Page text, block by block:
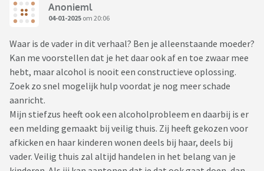
Anonieml
04-01-2025 om 20:06
Waar is de vader in dit verhaal? Ben je alleenstaande moeder?
Kan me voorstellen dat je het daar ook af en toe zwaar mee
hebt, maar alcohol is nooit een constructieve oplossing.
Zoek zo snel mogelijk hulp voordat je nog meer schade
aanricht.
Mijn stiefzus heeft ook een alcoholprobleem en daarbij is er
een melding gemaakt bij veilig thuis. Zij heeft gekozen voor
afkicken en haar kinderen wonen deels bij haar, deels bij
vader. Veilig thuis zal altijd handelen in het belang van je